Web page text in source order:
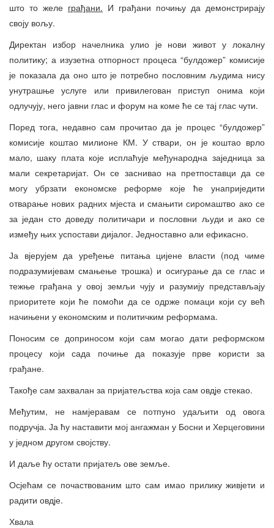
што то желе грађани. И грађани почињу да демонстрирају
своју вољу.
Директан избор начелника улио је нови живот у локалну
политику; а изузетна отпорност процеса “булдожер” комисије
је показала да оно што је потребно пословним људима нису
унутрашње услуге или привилегован приступ онима који
одлучују, него јавни глас и форум на коме ће се тај глас чути.
Поред тога, недавно сам прочитао да је процес “булдожер”
комисије коштао милионе КМ. У ствари, он је коштао врло
мало, шаку плата које исплаћује међународна заједница за
мали секретаријат. Он се заснивао на претпоставци да се
могу убрзати економске реформе које ће унаприједити
отварање нових радних мјеста и смањити сиромаштво ако се
за један сто доведу политичари и пословни људи и ако се
између њих успостави дијалог. Једноставно али ефикасно.
Ја вјерујем да уређење питања цијене власти (под чиме
подразумијевам смањење трошка) и осигурање да се глас и
тежње грађана у овој земљи чују и разумију представљају
приоритете који ће помоћи да се одрже помаци који су већ
начињени у економским и политичким реформама.
Поносим се доприносом који сам могао дати реформском
процесу који сада почиње да показује прве користи за
грађане.
Такође сам захвалан за пријатељства која сам овдје стекао.
Међутим, не намјеравам се потпуно удаљити од овога
подручја. Ја ћу наставити мој ангажман у Босни и Херцеговини
у једном другом својству.
И даље ћу остати пријатељ ове земље.
Осјећам се почаствованим што сам имао прилику живјети и
радити овдје.
Хвала